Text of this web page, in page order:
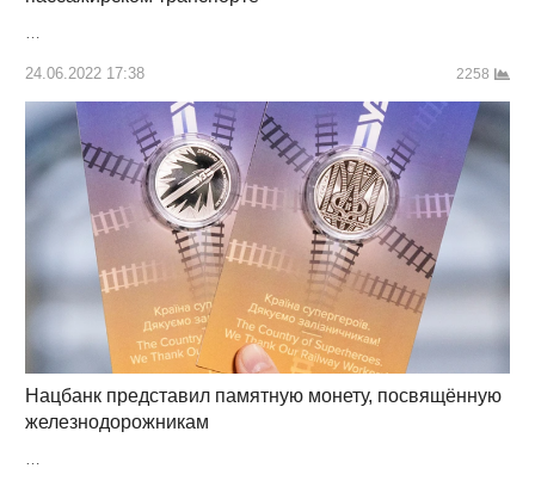
24.06.2022 17:38 2258
Нацбанк представил памятную монету, посвящённую
железнодорожникам